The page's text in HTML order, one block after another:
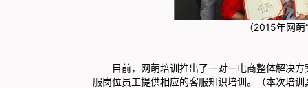
（2015年网
目前，网萌培训推出了一对一电商整体解决方
服岗位员工提供相应的客服知识培训。
（本次培